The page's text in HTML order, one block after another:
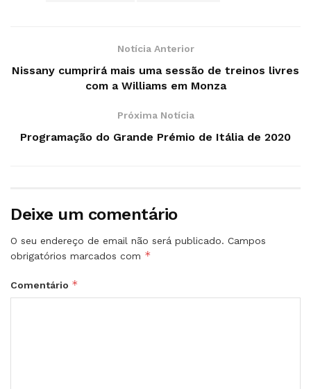
Notícia Anterior
Nissany cumprirá mais uma sessão de treinos livres
com a Williams em Monza
Próxima Notícia
Programação do Grande Prémio de Itália de 2020
Deixe um comentário
O seu endereço de email não será publicado. Campos
obrigatórios marcados com *
Comentário *